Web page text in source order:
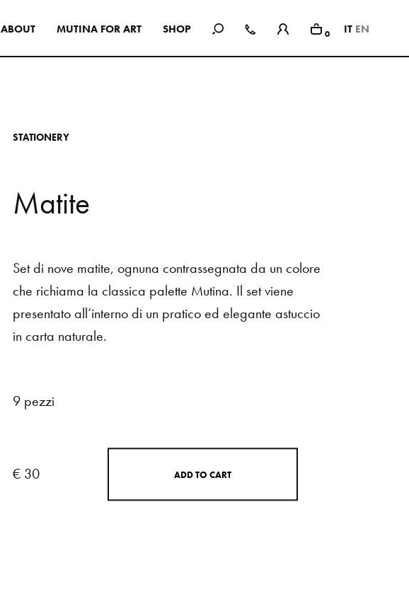
ABOUT MUTINA FOR ART SHOP 0 IT EN
STATIONERY
Matite
Setdi nove matite, ognuna contrassegnata da un colore
che richiama la classica palette Mutina. Il setviene
presentatoall’internodi un praticoed elegante astuccio
in carta naturale.
9 pezzi
€ 30 ADDTO CART